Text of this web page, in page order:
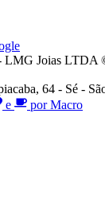
LMG Joias
64 - Sé -
e por Macro